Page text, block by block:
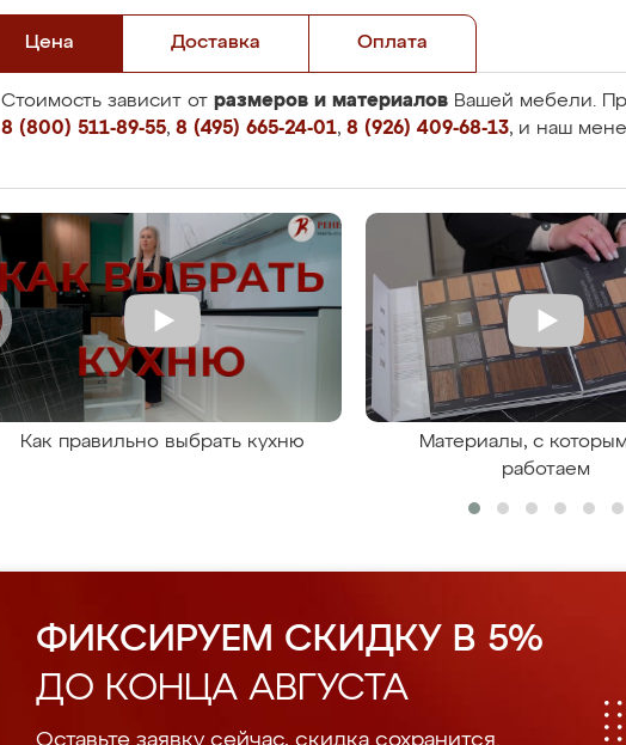
Цена Доставка Оплата
Стоимость зависит от размеров и материалов Вашей мебели.
8 (800) 511-89-55, 8 (495) 665-24-01, 8 (926) 409-68-13, и наш
Как правильно выбрать кухню
Материалы, с
работаем
ФИКСИРУЕМ СКИДКУ В 5%
ДО КОНЦА АВГУСТА
Оставьте заявку сейчас, скидка сохранится.